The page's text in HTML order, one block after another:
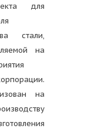
для
стали,
на
на